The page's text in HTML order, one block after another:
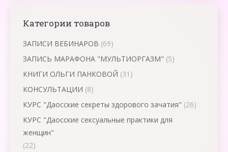
Категории товаров
ЗАПИСИ ВЕБИНАРОВ (69)
ЗАПИСЬ МАРАФОНА "МУЛЬТИОРГАЗМ" (5)
КНИГИ ОЛЬГИ ПАНКОВОЙ (31)
КОНСУЛЬТАЦИИ (8)
КУРС "Даосские секреты здорового зачатия" (26)
КУРС "Даосские сексуальные практики для
женщин"
(22)